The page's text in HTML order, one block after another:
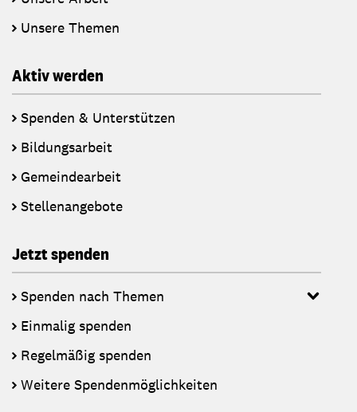
Unsere Themen
Aktiv werden
Spenden & Unterstützen
Bildungsarbeit
Gemeindearbeit
Stellenangebote
Jetzt spenden
Spenden nach Themen
Einmalig spenden
Regelmäßig spenden
Weitere Spendenmöglichkeiten